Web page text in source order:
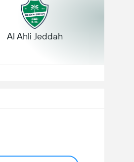
Al Ahli Jeddah